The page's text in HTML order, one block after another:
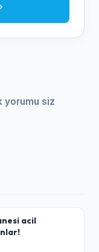
yorumu siz
acil